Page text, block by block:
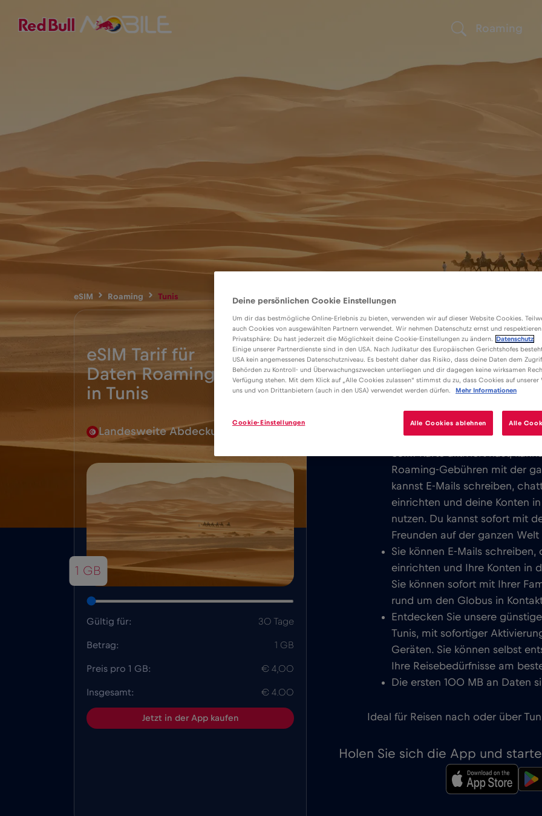
Roaming
eSIM Roaming Tunis
eSIM Tarif für
Daten Roaming
in Tunis
4€/GB
Landesweite Abdeckung
1 GB
Gültig für: 30 Tage
Betrag: 1 GB
Preis pro 1 GB: € 4,00
Insgesamt: € 4.00
Jetzt in der App kaufen
Vorteile Beschreibung
Lade die einfach zu installierende
herunter und genieße
Wir berechnen nie eine
Roaming-Gebühren mit der
kannst E-Mails schreiben,
einrichten und deine Konten
nutzen. Du kannst sofort mit
Freunden auf der ganzen
Sie können E-Mails
einrichten und Ihre Konten in
Sie können sofort mit Ihrer
rund um den Globus in
Entdecken Sie unsere
Tunis, mit sofortiger
Geräten. Sie können selbst
Ihre Reisebedürfnisse am
Die ersten 100 MB an Daten
Ideal für Reisen nach oder über
Holen Sie sich die App und
Deine persönlichen Cookie Einstellungen
Um dir das bestmögliche Online-Erlebnis zu bieten, verwenden wir auf dieser Website Cookies.
auch Cookies von ausgewählten Partnern verwendet. Wir nehmen Datenschutz ernst und
Privatsphäre: Du hast jederzeit die Möglichkeit deine Cookie-Einstellungen zu ändern.
Datenschutz
Einige unserer Partnerdienste sind in den USA. Nach Judikatur des Europäischen Gerichtshofes
USA kein angemessenes Datenschutzniveau. Es besteht daher das Risiko, dass deine Daten dem
Behörden zu Kontroll- und Überwachungszwecken unterliegen und dir dagegen keine wirksamen
Verfügung stehen. Mit dem Klick auf „Alle Cookies zulassen“ stimmst du zu, dass Cookies auf unserer
uns und von Drittanbietern (auch in den USA) verwendet werden dürfen.
Mehr Informationen
Alle Cookies ablehnen Alle
Cookie-Einstellungen